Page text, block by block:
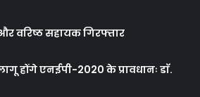
वरिष्ठ सहायक गिरफ्तार
होंगे एनईपी-2020 के प्रावधानः डाॅ.